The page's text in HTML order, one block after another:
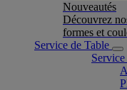
Nouveautés
Découvrez
formes et
Service de Table